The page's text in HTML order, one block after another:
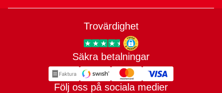
Trovärdighet
Trygg E-handel
Säkra betalningar
Följ oss på sociala medier